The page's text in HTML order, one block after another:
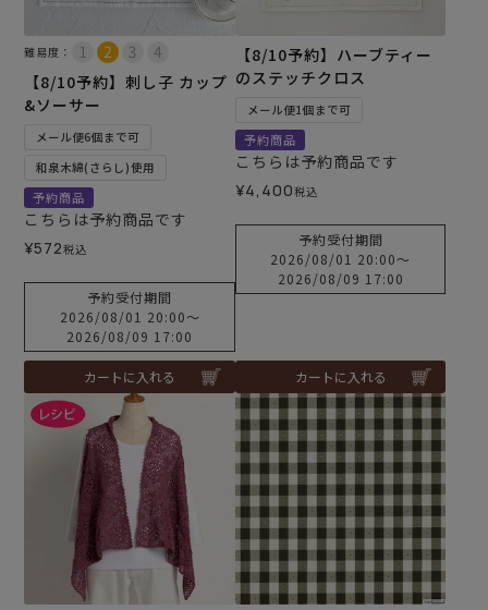
難易度：
【8/10予約】刺し子 カップ
&ソーサー
メール便6個まで可
和泉木綿(さらし)使用
予約商品
こちらは予約商品です
¥572税込
予約受付期間
2026/08/01 20:00〜
2026/08/09 17:00
カートに入れる
【8/10予約】ハーブティー
のステッチクロス
メール便1個まで可
予約商品
こちらは予約商品です
¥4,400税込
予約受付期間
2026/08/01 20:00〜
2026/08/09 17:00
カートに入れる